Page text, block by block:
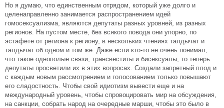
Но я думаю, что единственным отрядом, который уже долго и
целенаправленно занимается распространением идей
гомосексуализма, являются депутаты разных уровней, из разных
регионов. На пустом месте, без всякого повода они упорно, по
эстафете от региона к региону, в нескольких чтениях талдычат и
талдычат об одном и том же. Даже если кто-то не очень понимал,
что такое однополые связи, трансвеститы и бисексуалы, то теперь
депутаты просветили их в этих вопросах. Создали запретный плод и
с каждым новым рассмотрением и голосованием только повышают
его сладостность. Чтобы свой идиотизм вывести еще и на
международный уровень, чтобы спровоцировать мир на обсуждения,
на санкции, собрать народ на очередные марши, чтобы это было в